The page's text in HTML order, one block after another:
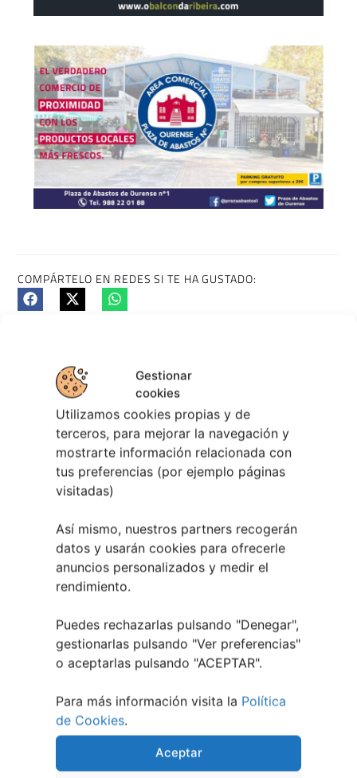
Gestionar
cookies
Utilizamos cookies propias y de
terceros, para mejorar la navegación y
mostrarte información relacionada con
tus preferencias (por ejemplo páginas
visitadas)
Así mismo, nuestros partners recogerán
datos y usarán cookies para ofrecerle
anuncios personalizados y medir el
rendimiento.
Puedes rechazarlas pulsando "Denegar",
gestionarlas pulsando "Ver preferencias"
o aceptarlas pulsando "ACEPTAR".
Para más información visita la Política
de Cookies.
Aceptar
COMPÁRTELO EN REDES SI TE HA GUSTADO:
TAMBIÉN PODRÍA GUSTARTE:
Festival Noites Teatrais de Vilamarín 2026